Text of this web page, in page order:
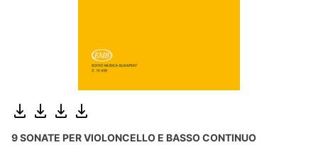
9 SONATE PER VIOLONCELLO E BASSO CONTINUO